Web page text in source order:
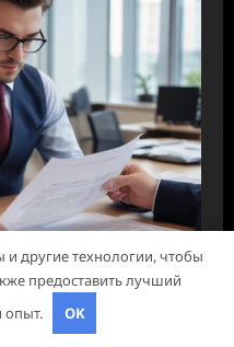
и другие технологии, чтобы
предоставить лучший
опыт.
OK